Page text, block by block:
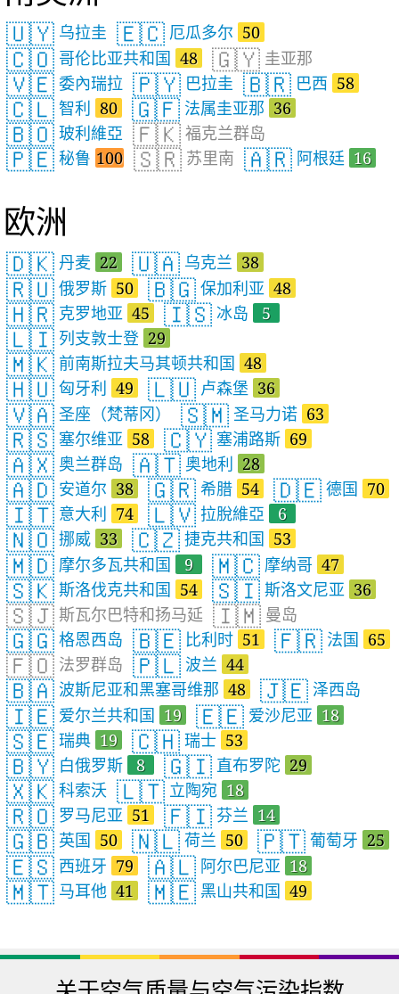
🇺🇾 乌拉圭 🇪🇨 厄瓜多尔 50
🇨🇴 哥伦比亚共和国 48 🇬🇾 圭亚那
🇻🇪 委內瑞拉 🇵🇾 巴拉圭 🇧🇷 巴西 58
🇨🇱 智利 80 🇬🇫 法属圭亚那 36
🇧🇴 玻利維亞 🇫🇰 福克兰群岛
🇵🇪 秘鲁 100 🇸🇷 苏里南 🇦🇷 阿根廷 16
欧洲
🇩🇰 丹麦 22 🇺🇦 乌克兰 38
🇷🇺 俄罗斯 50 🇧🇬 保加利亚 48
🇭🇷 克罗地亚 45 🇮🇸 冰岛 5
🇱🇮 列支敦士登 29
🇲🇰 前南斯拉夫马其顿共和国 48
🇭🇺 匈牙利 49 🇱🇺 卢森堡 36
🇻🇦 圣座（梵蒂冈） 🇸🇲 圣马力诺 63
🇷🇸 塞尔维亚 58 🇨🇾 塞浦路斯 69
🇦🇽 奥兰群岛 🇦🇹 奥地利 28
🇦🇩 安道尔 38 🇬🇷 希腊 54 🇩🇪 德国 70
🇮🇹 意大利 74 🇱🇻 拉脫維亞 6
🇳🇴 挪威 33 🇨🇿 捷克共和国 53
🇲🇩 摩尔多瓦共和国 9 🇲🇨 摩纳哥 47
🇸🇰 斯洛伐克共和国 54 🇸🇮 斯洛文尼亚 36
🇸🇯 斯瓦尔巴特和扬马延 🇮🇲 曼岛
🇬🇬 格恩西岛 🇧🇪 比利时 51 🇫🇷 法国 65
🇫🇴 法罗群岛 🇵🇱 波兰 44
🇧🇦 波斯尼亚和黑塞哥维那 48 🇯🇪 泽西岛
🇮🇪 爱尔兰共和国 19 🇪🇪 爱沙尼亚 18
🇸🇪 瑞典 19 🇨🇭 瑞士 53
🇧🇾 白俄罗斯 8 🇬🇮 直布罗陀 29
🇽🇰 科索沃 🇱🇹 立陶宛 18
🇷🇴 罗马尼亚 51 🇫🇮 芬兰 14
🇬🇧 英国 50 🇳🇱 荷兰 50 🇵🇹 葡萄牙 25
🇪🇸 西班牙 79 🇦🇱 阿尔巴尼亚 18
🇲🇹 马耳他 41 🇲🇪 黑山共和国 49